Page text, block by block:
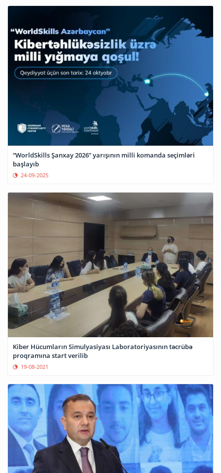
“WorldSkills Şanxay 2026” yarışının milli komanda seçimləri
başlayıb
24-09-2025
Kiber Hücumların Simulyasiyası Laboratoriyasının təcrübə
proqramına start verilib
19-08-2021